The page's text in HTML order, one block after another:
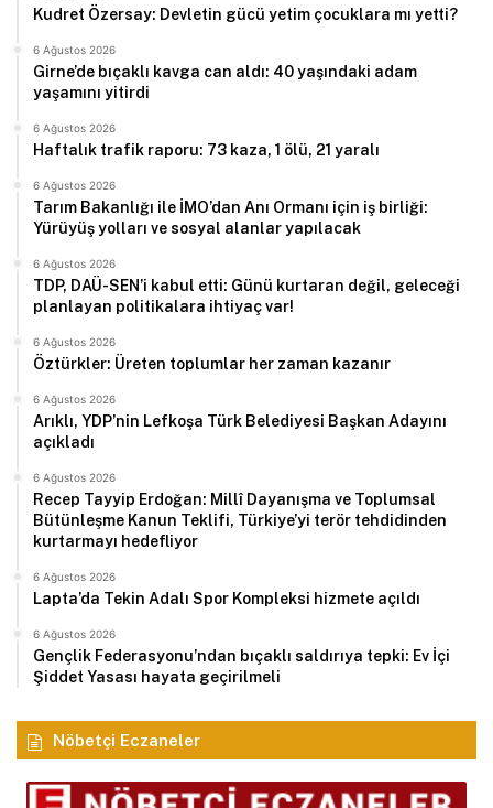
Kudret Özersay: Devletin gücü yetim çocuklara mı yetti?
6 Ağustos 2026
Girne’de bıçaklı kavga can aldı: 40 yaşındaki adam
yaşamını yitirdi
6 Ağustos 2026
Haftalık trafik raporu: 73 kaza, 1 ölü, 21 yaralı
6 Ağustos 2026
Tarım Bakanlığı ile İMO’dan Anı Ormanı için iş birliği:
Yürüyüş yolları ve sosyal alanlar yapılacak
6 Ağustos 2026
TDP, DAÜ-SEN’i kabul etti: Günü kurtaran değil, geleceği
planlayan politikalara ihtiyaç var!
6 Ağustos 2026
Öztürkler: Üreten toplumlar her zaman kazanır
6 Ağustos 2026
Arıklı, YDP’nin Lefkoşa Türk Belediyesi Başkan Adayını
açıkladı
6 Ağustos 2026
Recep Tayyip Erdoğan: Millî Dayanışma ve Toplumsal
Bütünleşme Kanun Teklifi, Türkiye’yi terör tehdidinden
kurtarmayı hedefliyor
6 Ağustos 2026
Lapta’da Tekin Adalı Spor Kompleksi hizmete açıldı
6 Ağustos 2026
Gençlik Federasyonu’ndan bıçaklı saldırıya tepki: Ev İçi
Şiddet Yasası hayata geçirilmeli
Nöbetçi Eczaneler